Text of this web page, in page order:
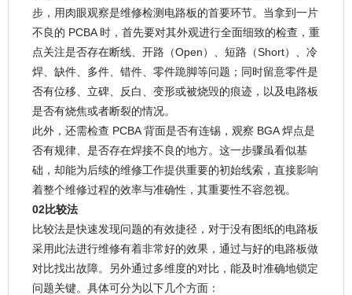
步，用肉眼观察是维修检测电路板的首要环节。当拿到一片
不良的 PCBA 时，首先要对其外观进行全面细致的检查，重
点关注是否存在断线、开路（Open）、短路（Short）、冷
焊、缺件、多件、错件、零件跪脚等问题；同时留意零件是
否有位移、立碑、反白、变形或被烧毁的痕迹，以及电路板
是否有烧焦或者断裂的情况。
此外，还需检查 PCBA 背面是否有连锡，观察 BGA 焊点是
否有规律、是否存在焊接不良的地方。这一步骤虽看似基
础，却能为后续的维修工作提供重要的初始线索，直接影响
着整个维修过程的效率与准确性，其重要性不容忽视。
02比较法
比较法是快速发现问题的有效捷径，对于没有图纸的电路板
采用此法进行维修有着非常好的效果，通过与好的电路板做
对比找出故障。另外通过多维度的对比，能及时准确地锁定
问题关键。具体可分为以下几个方面：